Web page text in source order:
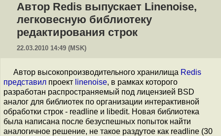
Автор Redis выпускает Linenoise,
легковесную библиотеку
редактирования строк
22.03.2010 14:49 (MSK)
Автор высокопроизводительного хранилища Redis
представил проект linenoise, в рамках которого
разработан распространяемый под лицензией BSD
аналог для библиотек по организации интерактивной
обработки строк - readline и libedit. Новая библиотека
была написана после безуспешных попыток найти
аналогичное решение, не такое раздутое как readline (30